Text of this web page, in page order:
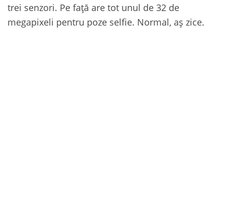
trei senzori. Pe față are tot unul de 32 de
megapixeli pentru poze selfie. Normal, aș zice.